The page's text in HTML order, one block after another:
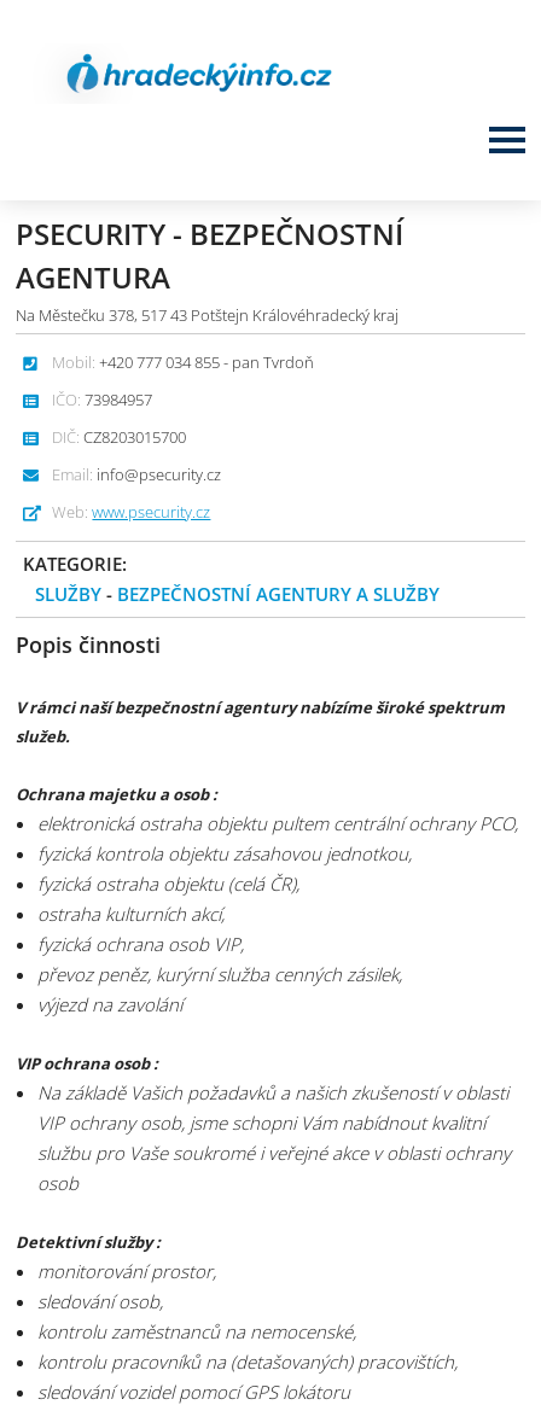
PSECURITY - BEZPEČNOSTNÍ
AGENTURA
Na Městečku 378, 517 43 Potštejn Královéhradecký kraj
Mobil: +420 777 034 855 - pan Tvrdoň
IČO: 73984957
DIČ: CZ8203015700
Email: info@psecurity.cz
Web: www.psecurity.cz
KATEGORIE:
SLUŽBY - BEZPEČNOSTNÍ AGENTURY A SLUŽBY
Popis činnosti
V rámci naší bezpečnostní agentury nabízíme široké spektrum
služeb.
Ochrana majetku a osob :
elektronická ostraha objektu pultem centrální ochrany PCO,
fyzická kontrola objektu zásahovou jednotkou,
fyzická ostraha objektu (celá ČR),
ostraha kulturních akcí,
fyzická ochrana osob VIP,
převoz peněz, kurýrní služba cenných zásilek,
výjezd na zavolání
VIP ochrana osob :
Na základě Vašich požadavků a našich zkušeností v oblasti
VIP ochrany osob, jsme schopni Vám nabídnout kvalitní
službu pro Vaše soukromé i veřejné akce v oblasti ochrany
osob
Detektivní služby :
monitorování prostor,
sledování osob,
kontrolu zaměstnanců na nemocenské,
kontrolu pracovníků na (detašovaných) pracovištích,
sledování vozidel pomocí GPS lokátoru